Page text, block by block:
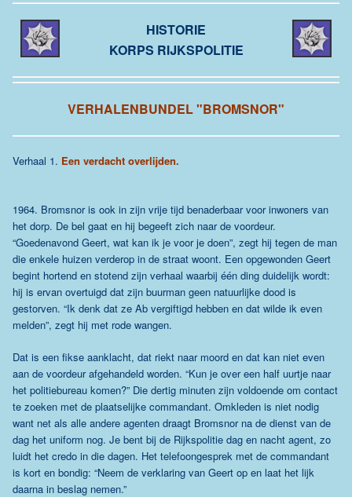
HISTORIE
KORPS RIJKSPOLITIE
VERHALENBUNDEL "BROMSNOR"
Verhaal 1. Een verdacht overlijden.
1964. Bromsnor is ook in zijn vrije tijd benaderbaar voor inwoners van
het dorp. De bel gaat en hij begeeft zich naar de voordeur.
“Goedenavond Geert, wat kan ik je voor je doen”, zegt hij tegen de man
die enkele huizen verderop in de straat woont. Een opgewonden Geert
begint hortend en stotend zijn verhaal waarbij één ding duidelijk wordt:
hij is ervan overtuigd dat zijn buurman geen natuurlijke dood is
gestorven. “Ik denk dat ze Ab vergiftigd hebben en dat wilde ik even
melden”, zegt hij met rode wangen.
Dat is een fikse aanklacht, dat riekt naar moord en dat kan niet even
aan de voordeur afgehandeld worden. “Kun je over een half uurtje naar
het politiebureau komen?” Die dertig minuten zijn voldoende om contact
te zoeken met de plaatselijke commandant. Omkleden is niet nodig
want net als alle andere agenten draagt Bromsnor na de dienst van de
dag het uniform nog. Je bent bij de Rijkspolitie dag en nacht agent, zo
luidt het credo in die dagen. Het telefoongesprek met de commandant
is kort en bondig: “Neem de verklaring van Geert op en laat het lijk
daarna in beslag nemen.”